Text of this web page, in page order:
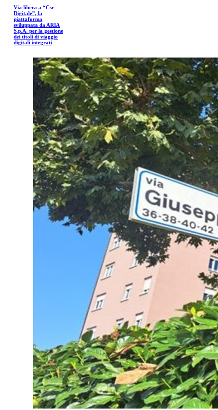
Via libera a “Csr
Digitale”, la
piattaforma
sviluppata da ARIA
S.p.A. per la gestione
dei titoli di viaggio
digitali integrati